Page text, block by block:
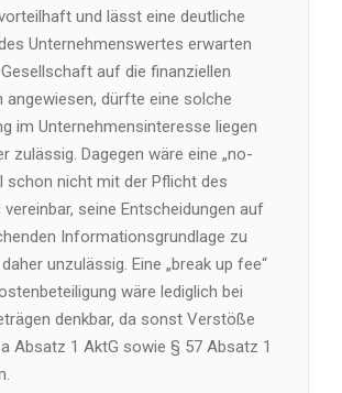
und lässt eine deutliche
Unternehmenswertes erwarten
auf die finanziellen
angewiesen, dürfte eine solche
im Unternehmensinteresse liegen
zulässig. Dagegen wäre eine „no-
schon nicht mit der Pflicht des
seine Entscheidungen auf
Informationsgrundlage zu
unzulässig. Eine „break up fee“
wäre lediglich bei
denkbar, da sonst Verstöße
Absatz 1 AktG sowie § 57 Absatz 1